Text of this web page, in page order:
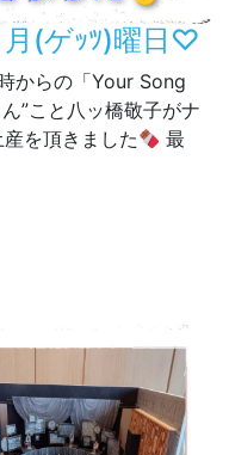
月(ゲｯﾂ)曜日♡
からの「Your Song
”こと八ッ橋敬子がナ
を頂きました
最